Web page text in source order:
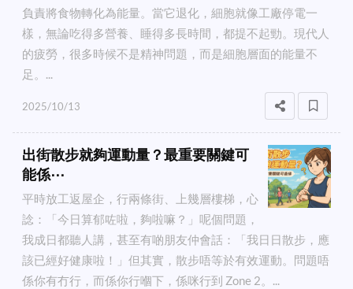
負責將食物轉化為能量。當它退化，細胞就像工廠停電一
樣，無論吃得多營養、睡得多長時間，都提不起勁。現代人
的疲勞，很多時候不是精神問題，而是細胞層面的能量不
足。...
2025/10/13
出街散步就夠運動量？最重要關鍵可
能係⋯
平時放工返屋企，行兩條街、上幾層樓梯，心
諗：「今日算郁咗啦，夠啦嘛？」呢個問題，
我成日都聽人講，甚至有啲朋友仲會話：「我日日散步，應
該已經好健康啦！」但其實，散步唔等於有效運動。問題唔
係你有冇行，而係你行嗰下，係咪行到 Zone 2。...